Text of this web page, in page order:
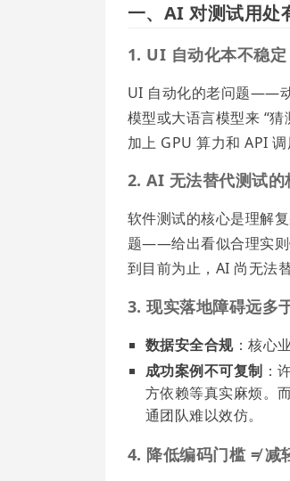
一、AI 对测试用处
1. UI 自动化本不稳定
UI 自动化的老问题——
模型或大语言模型来 “
加上 GPU 算力和 API
2. AI 无法替代测试的
软件测试的核心是理解
题——给出看似合理实则
到目前为止，AI 尚无法
3. 现实落地障碍远多
数据安全合规：核心
成功案例不可复制 ：
方依赖等真实麻烦。
通团队难以效仿。
4. 降低编码门槛 ≠ 减